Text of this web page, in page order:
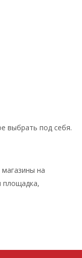
выбрать под себя.
на
площадка,